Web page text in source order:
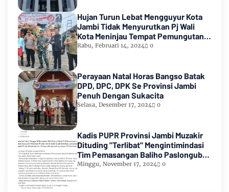
Hujan Turun Lebat Mengguyur Kota
Jambi Tidak Menyurutkan Pj Wali
Kota Meninjau Tempat Pemungutan
Suara Pemilu 2024
Rabu, Februari 14, 2024 0
Perayaan Natal Horas Bangso Batak
DPD, DPC, DPK Se Provinsi Jambi
Penuh Dengan Sukacita
Selasa, Desember 17, 2024 0
Kadis PUPR Provinsi Jambi Muzakir
Dituding "Terlibat" Mengintimindasi
Tim Pemasangan Baliho Paslongub
Romi-Sudirman
Minggu, November 17, 2024 0